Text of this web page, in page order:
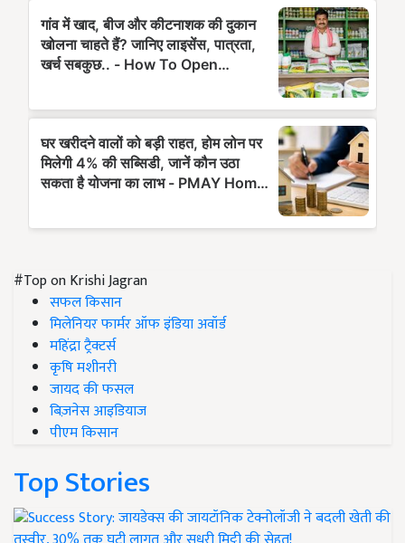
#Top on Krishi Jagran
सफल किसान
मिलेनियर फार्मर ऑफ इंडिया अवॉर्ड
महिंद्रा ट्रैक्टर्स
कृषि मशीनरी
जायद की फसल
बिज़नेस आइडियाज
पीएम किसान
Top Stories